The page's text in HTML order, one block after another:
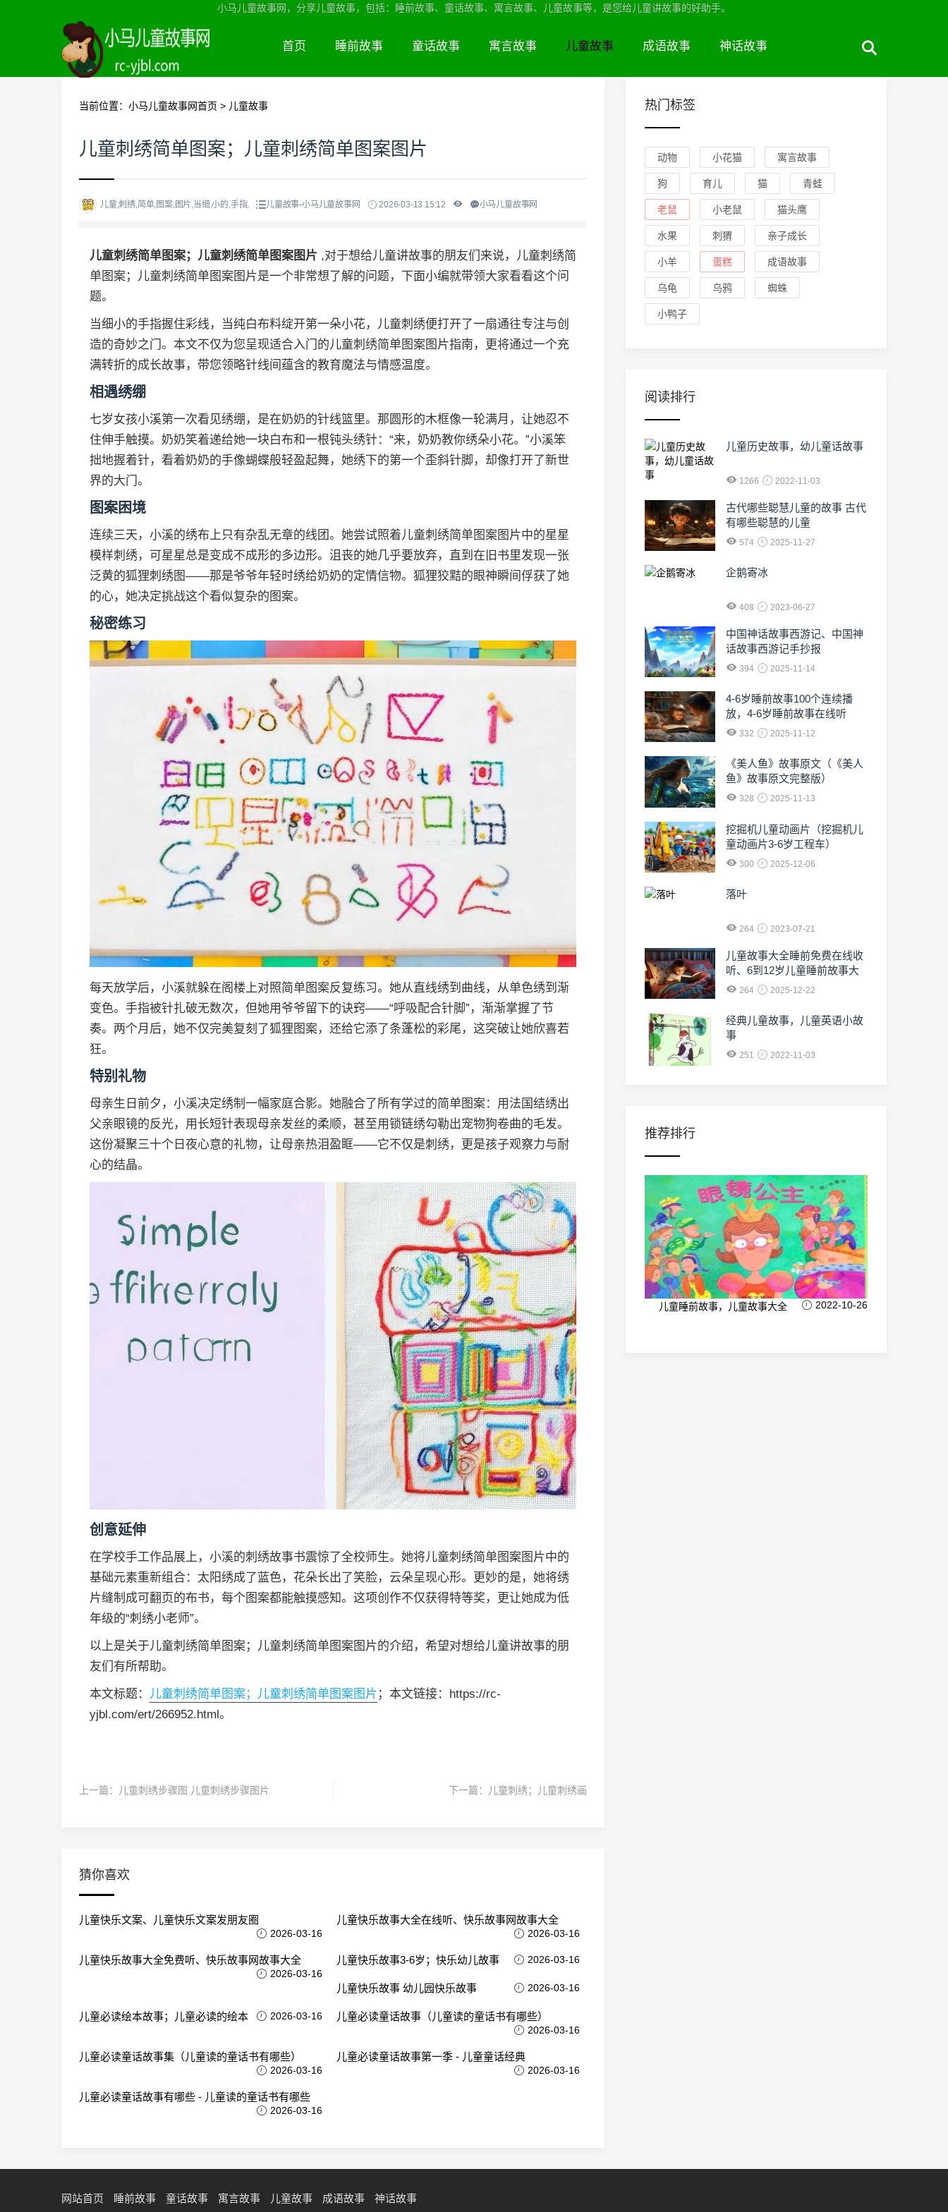
小马儿童故事网，分享儿童故事，包括：睡前故事、童话故事、寓言故事、儿童故事等，是您给儿童讲故事的好助手。
首页 睡前故事 童话故事 寓言故事 儿童故事 成语故事 神话故事
当前位置： 小马儿童故事网首页 > 儿童故事
儿童刺绣简单图案；儿童刺绣简单图案图片
儿童,刺绣,简单,图案,图片,当细,小的,手指, 儿童故事-小马儿童故事网 2026-03-13 15:12 小马儿童故事网
儿童刺绣简单图案；儿童刺绣简单图案图片 ,对于想给儿童讲故事的朋友们来说，儿童刺绣简
单图案；儿童刺绣简单图案图片是一个非常想了解的问题，下面小编就带领大家看看这个问
题。
当细小的手指握住彩线，当纯白布料绽开第一朵小花，儿童刺绣便打开了一扇通往专注与创
造的奇妙之门。本文不仅为您呈现适合入门的儿童刺绣简单图案图片指南，更将通过一个充
满转折的成长故事，带您领略针线间蕴含的教育魔法与情感温度。
相遇绣绷
七岁女孩小溪第一次看见绣绷，是在奶奶的针线篮里。那圆形的木框像一轮满月，让她忍不
住伸手触摸。奶奶笑着递给她一块白布和一根钝头绣针：“来，奶奶教你绣朵小花。”小溪笨
拙地握着针，看着奶奶的手像蝴蝶般轻盈起舞，她绣下的第一个歪斜针脚，却像打开了新世
界的大门。
图案困境
连续三天，小溪的绣布上只有杂乱无章的线团。她尝试照着儿童刺绣简单图案图片中的星星
模样刺绣，可星星总是变成不成形的多边形。沮丧的她几乎要放弃，直到在旧书里发现一张
泛黄的狐狸刺绣图——那是爷爷年轻时绣给奶奶的定情信物。狐狸狡黠的眼神瞬间俘获了她
的心，她决定挑战这个看似复杂的图案。
秘密练习
每天放学后，小溪就躲在阁楼上对照简单图案反复练习。她从直线绣到曲线，从单色绣到渐
变色。手指被针扎破无数次，但她用爷爷留下的诀窍——“呼吸配合针脚”，渐渐掌握了节
奏。两个月后，她不仅完美复刻了狐狸图案，还给它添了条蓬松的彩尾，这突破让她欣喜若
狂。
特别礼物
母亲生日前夕，小溪决定绣制一幅家庭合影。她融合了所有学过的简单图案：用法国结绣出
父亲眼镜的反光，用长短针表现母亲发丝的柔顺，甚至用锁链绣勾勒出宠物狗卷曲的毛发。
这份凝聚三十个日夜心意的礼物，让母亲热泪盈眶——它不仅是刺绣，更是孩子观察力与耐
心的结晶。
创意延伸
在学校手工作品展上，小溪的刺绣故事书震惊了全校师生。她将儿童刺绣简单图案图片中的
基础元素重新组合：太阳绣成了蓝色，花朵长出了笑脸，云朵呈现心形。更妙的是，她将绣
片缝制成可翻页的布书，每个图案都能触摸感知。这项创作不仅获得特等奖，更让她成为低
年级的“刺绣小老师”。
以上是关于儿童刺绣简单图案；儿童刺绣简单图案图片的介绍，希望对想给儿童讲故事的朋
友们有所帮助。
本文标题： 儿童刺绣简单图案；儿童刺绣简单图案图片 ；本文链接：https://rc-
yjbl.com/ert/266952.html。
上一篇： 儿童刺绣步骤图 儿童刺绣步骤图片 下一篇： 儿童刺绣；儿童刺绣画
猜你喜欢
儿童快乐文案、儿童快乐文案发朋友圈
2026-03-16
儿童快乐故事大全在线听、快乐故事网故事大全
2026-03-16
儿童快乐故事大全免费听、快乐故事网故事大全
2026-03-16
儿童快乐故事3-6岁；快乐幼儿故事 2026-03-16
儿童快乐故事 幼儿园快乐故事 2026-03-16
儿童必读绘本故事；儿童必读的绘本 2026-03-16 儿童必读童话故事（儿童读的童话书有哪些）
2026-03-16
儿童必读童话故事集（儿童读的童话书有哪些）
2026-03-16
儿童必读童话故事第一季 - 儿童童话经典
2026-03-16
儿童必读童话故事有哪些 - 儿童读的童话书有哪些
2026-03-16
热门标签
动物 小花猫 寓言故事
狗 育儿 猫 青蛙
老鼠 小老鼠 猫头鹰
水果 刺猬 亲子成长
小羊 蛋糕 成语故事
乌龟 乌鸦 蜘蛛
小鸭子
阅读排行
儿童历史故事，幼儿童话故事
1266 2022-11-03
古代哪些聪慧儿童的故事 古代
有哪些聪慧的儿童
574 2025-11-27
企鹅寄冰
408 2023-06-27
中国神话故事西游记、中国神
话故事西游记手抄报
394 2025-11-14
4-6岁睡前故事100个连续播
放，4-6岁睡前故事在线听
332 2025-11-12
《美人鱼》故事原文（《美人
鱼》故事原文完整版）
328 2025-11-13
挖掘机儿童动画片（挖掘机儿
童动画片3-6岁工程车）
300 2025-12-06
落叶
264 2023-07-21
儿童故事大全睡前免费在线收
听、6到12岁儿童睡前故事大
全免费收听
264 2025-12-22
经典儿童故事，儿童英语小故
事
251 2022-11-03
推荐排行
儿童睡前故事，儿童故事大全 2022-10-26
网站首页 睡前故事 童话故事 寓言故事 儿童故事 成语故事 神话故事